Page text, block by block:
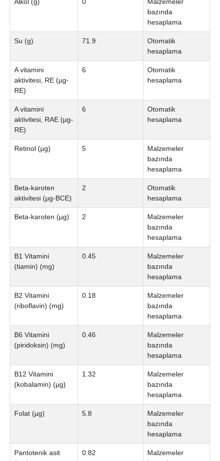
bazında
hesaplama
Su (g) 71.9
Otomatik
hesaplama
A vitamini
aktivitesi, RE (µg-
RE)
6
Otomatik
hesaplama
A vitamini
aktivitesi, RAE (µg-
RE)
6
Otomatik
hesaplama
Retinol (µg) 5
Malzemeler
bazında
hesaplama
Beta-karoten
aktivitesi (µg-BCE)
2
Otomatik
hesaplama
Beta-karoten (µg) 2
Malzemeler
bazında
hesaplama
B1 Vitamini
(tiamin) (mg)
0.45
Malzemeler
bazında
hesaplama
B2 Vitamini
(riboflavin) (mg)
0.18
Malzemeler
bazında
hesaplama
B6 Vitamini
(piridoksin) (mg)
0.46
Malzemeler
bazında
hesaplama
B12 Vitamini
(kobalamin) (µg)
1.32
Malzemeler
bazında
hesaplama
Folat (µg) 5.8
Malzemeler
bazında
hesaplama
Pantotenik asit
0.82
Malzemeler